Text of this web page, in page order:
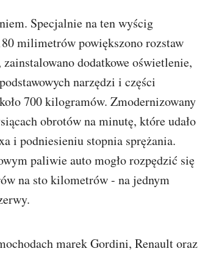
Specjalnie na ten wyścig
milimetrów powiększono rozstaw
dodatkowe oświetlenie,
narzędzi i części
700 kilogramów. Zmodernizowany
obrotów na minutę, które udało
i podniesieniu stopnia sprężania.
paliwie auto mogło rozpędzić się
na sto kilometrów - na jednym
marek Gordini, Renault oraz